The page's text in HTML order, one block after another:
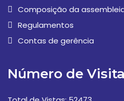
Composição da
Regulamentos
Contas de gerência
Número de